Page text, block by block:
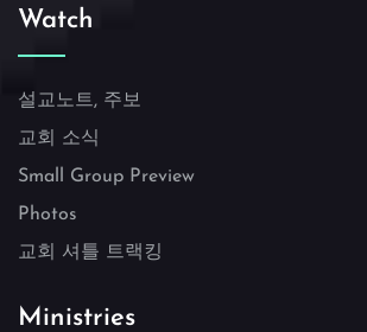
Watch
설교노트, 주보
교회 소식
Small Group Preview
Photos
교회 셔틀 트랙킹
Ministries